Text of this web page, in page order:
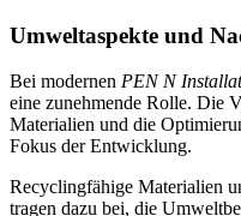
Umweltaspekte und
Bei modernen PEN N
eine zunehmende Rolle. Die
Materialien und die
Fokus der Entwicklung.
Recyclingfähige Materialien
tragen dazu bei, die